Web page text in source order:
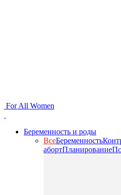
For All Women
Беременность и роды
ВсеБеременность
абортПланирование